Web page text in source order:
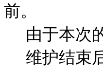
前。
由于本次
维护结束